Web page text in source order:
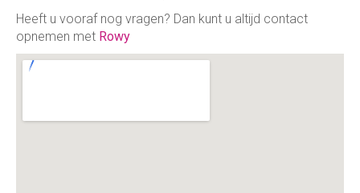
Heeft u vooraf nog vragen? Dan kunt u altijd contact
opnemen met Rowy